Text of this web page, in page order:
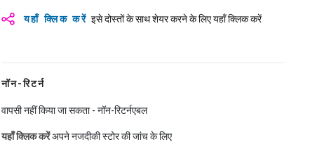
यहाँ क्लिक करें इसे दोस्तों के साथ शेयर करने के लिए यहाँ क्लिक करें
नॉन-रिटर्न
वापसी नहीं किया जा सकता - नॉन-रिटर्नएबल
यहाँ क्लिक करेंअपने नजदीकी स्टोर की जांच के लिए